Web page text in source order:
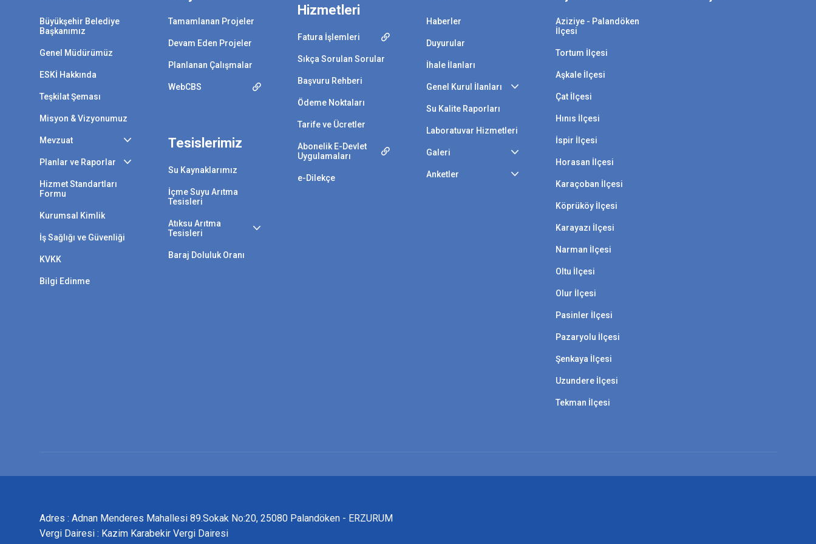
Büyükşehir Belediye
Başkanımız
Genel Müdürümüz
ESKİ Hakkında
Teşkilat Şeması
Misyon & Vizyonumuz
Mevzuat
Planlar ve Raporlar
Hizmet Standartları
Formu
Kurumsal Kimlik
İş Sağlığı ve Güvenliği
KVKK
Bilgi Edinme
Tamamlanan Projeler
Devam Eden Projeler
Planlanan Çalışmalar
WebCBS
Tesislerimiz
Su Kaynaklarımız
İçme Suyu Arıtma
Tesisleri
Atıksu Arıtma
Tesisleri
Baraj Doluluk Oranı
Hizmetleri
Fatura İşlemleri
Sıkça Sorulan Sorular
Başvuru Rehberi
Ödeme Noktaları
Tarife ve Ücretler
Abonelik E-Devlet
Uygulamaları
e-Dilekçe
Haberler
Duyurular
İhale İlanları
Genel Kurul İlanları
Su Kalite Raporları
Laboratuvar Hizmetleri
Galeri
Anketler
Aziziye - Palandöken
İlçesi
Tortum İlçesi
Aşkale İlçesi
Çat İlçesi
Hınıs İlçesi
İspir İlçesi
Horasan İlçesi
Karaçoban İlçesi
Köprüköy İlçesi
Karayazı İlçesi
Narman İlçesi
Oltu İlçesi
Olur İlçesi
Pasinler İlçesi
Pazaryolu İlçesi
Şenkaya İlçesi
Uzundere İlçesi
Tekman İlçesi
Adres : Adnan Menderes Mahallesi 89.Sokak No:20, 25080 Palandöken - ERZURUM
Vergi Dairesi : Kazim Karabekir Vergi Dairesi